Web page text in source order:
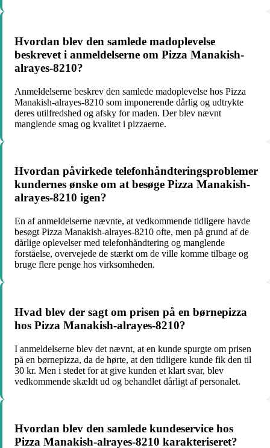
Hvordan blev den samlede madoplevelse
beskrevet i anmeldelserne om Pizza Manakish-
alrayes-8210?
Anmeldelserne beskrev den samlede madoplevelse hos Pizza
Manakish-alrayes-8210 som imponerende dårlig og udtrykte
deres utilfredshed og afsky for maden. Der blev nævnt
manglende smag og kvalitet i pizzaerne.
Hvordan påvirkede telefonhåndteringsproblemer
kundernes ønske om at besøge Pizza Manakish-
alrayes-8210 igen?
En af anmeldelserne nævnte, at vedkommende tidligere havde
besøgt Pizza Manakish-alrayes-8210 ofte, men på grund af de
dårlige oplevelser med telefonhåndtering og manglende
forståelse, overvejede de stærkt om de ville komme tilbage og
bruge flere penge hos virksomheden.
Hvad blev der sagt om prisen på en børnepizza
hos Pizza Manakish-alrayes-8210?
I anmeldelserne blev det nævnt, at en kunde spurgte om prisen
på en børnepizza, da de hørte, at den tidligere kunde fik den til
30 kr. Men i stedet for at give kunden et klart svar, blev
vedkommende skældt ud og behandlet dårligt af personalet.
Hvordan blev den samlede kundeservice hos
Pizza Manakish-alrayes-8210 karakteriseret?